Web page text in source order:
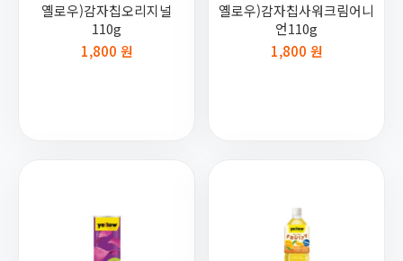
옐로우)감자칩오리지널
110g
1,800 원
옐로우)감자칩사워크림어니
언110g
1,800 원